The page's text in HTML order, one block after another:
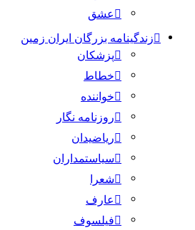
عشق
زندگینامه بزرگان ایران زمین
پزشکان
خطاط
خواننده
روزنامه نگار
ریاضیدان
سیاستمداران
شعرا
عارف
فیلسوف